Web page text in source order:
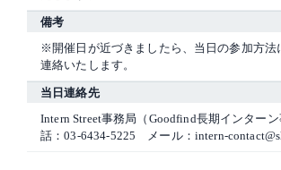
備考
※開催日が近づきましたら、当日の参加方法
連絡いたします。
当日連絡先
Intern Street事務局（Goodfind長期インター
話：03-6434-5225 メール：intern-